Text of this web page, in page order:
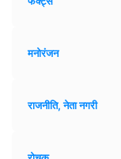
मनोरंजन
राजनीति, नेता नगरी